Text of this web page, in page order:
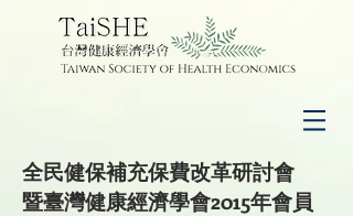
全民健保補充保費改革研討會
暨臺灣健康經濟學會2015年會員